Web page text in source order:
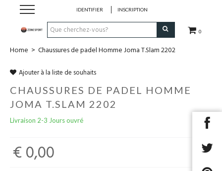
0
IDENTIFIER INSCRIPTION
Running & Trail
Padel
Fitness
Home > Chaussures de padel Homme Joma T.Slam 2202
Ajouter à la liste de souhaits
CHAUSSURES DE PADEL HOMME
JOMA T.SLAM 2202
Livraison 2-3 Jours ouvré
€ 0,00